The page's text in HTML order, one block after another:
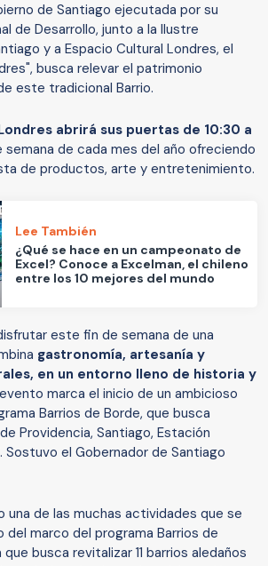
de Santiago ejecutada por su
de Desarrollo, junto a la Ilustre
y a Espacio Cultural Londres, el
busca relevar el patrimonio
este tradicional Barrio.
abrirá sus puertas de 10:30 a
semana de cada mes del año ofreciendo
de productos, arte y entretenimiento.
Lee También
¿Qué se hace en un campeonato de
Excel? Conoce a Excelman, el chileno
entre los 10 mejores del mundo
este fin de semana de una
gastronomía, artesanía y
en un entorno lleno de historia y
marca el inicio de un ambicioso
Barrios de Borde, que busca
Providencia, Santiago, Estación
Sostuvo el Gobernador de Santiago
una de las muchas actividades que se
del marco del programa Barrios de
busca revitalizar 11 barrios aledaños